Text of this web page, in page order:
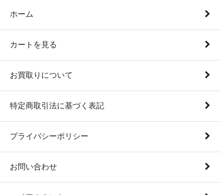
ホーム
カートを見る
お買取りについて
特定商取引法に基づく表記
プライバシーポリシー
お問い合わせ